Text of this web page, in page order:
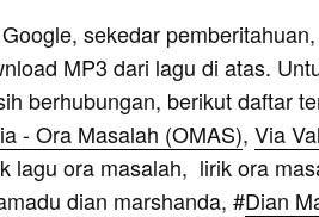
sekedar
MP3 dari lagu di atas.
berhubungan, berikut daftar
- Ora Masalah (OMAS), Via
lagu ora masalah, lirik ora
dian marshanda, #Dian